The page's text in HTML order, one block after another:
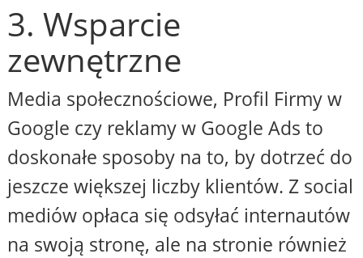
3. Wsparcie
zewnętrzne
Media społecznościowe, Profil Firmy w
Google czy reklamy w Google Ads to
doskonałe sposoby na to, by dotrzeć do
jeszcze większej liczby klientów. Z social
mediów opłaca się odsyłać internautów
na swoją stronę, ale na stronie również